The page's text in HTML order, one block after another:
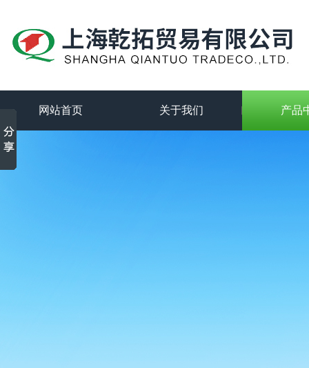
网站首页 关于我们 产品